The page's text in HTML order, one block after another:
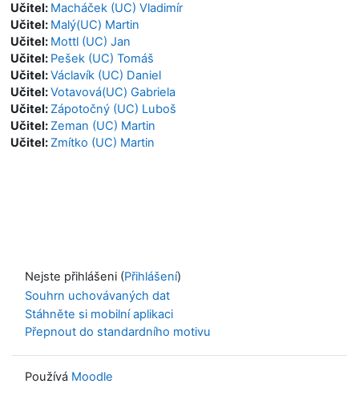
Učitel: Macháček (UC) Vladimír
Učitel: Malý(UC) Martin
Učitel: Mottl (UC) Jan
Učitel: Pešek (UC) Tomáš
Učitel:Václavík (UC) Daniel
Učitel:Votavová(UC) Gabriela
Učitel: Zápotočný (UC) Luboš
Učitel: Zeman (UC) Martin
Učitel: Zmítko (UC) Martin
Nejste přihlášeni (Přihlášení)
Souhrn uchovávaných dat
Stáhněte si mobilní aplikaci
Přepnout do standardního motivu
Používá Moodle